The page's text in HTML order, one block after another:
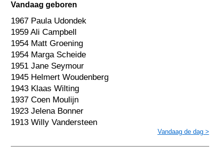
Vandaag geboren
1967 Paula Udondek
1959 Ali Campbell
1954 Matt Groening
1954 Marga Scheide
1951 Jane Seymour
1945 Helmert Woudenberg
1943 Klaas Wilting
1937 Coen Moulijn
1923 Jelena Bonner
1913 Willy Vandersteen
Vandaag de dag >